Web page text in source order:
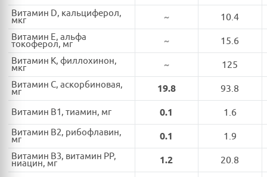
Витамин D, кальциферол,
мкг ~ 10.4
Витамин E, альфа
токоферол, мг ~ 15.6
Витамин K, филлохинон,
мкг ~ 125
Витамин C, аскорбиновая,
мг 19.8 93.8
Витамин B1, тиамин, мг 0.1 1.6
Витамин B2, рибофлавин,
мг 0.1 1.9
Витамин B3, витамин PP,
ниацин, мг 1.2 20.8